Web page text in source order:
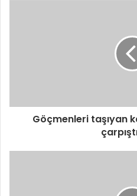
Göçmenleri taşıyan